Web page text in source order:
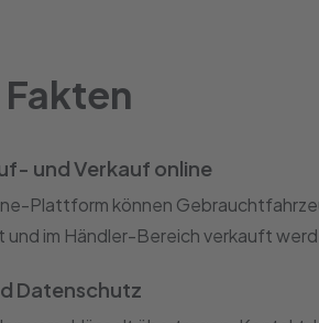
und Verkauf online
Plattform können
und im Händler-Bereich verkauft
Datenschutz